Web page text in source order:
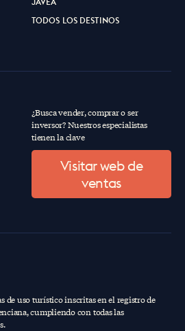
TODOS LOS DESTINOS
¿Busca vender, comprar o ser
inversor? Nuestros especialistas
tienen la clave
Visitar web de
ventas
de uso turístico inscritas en el registro de
cumpliendo con todas las